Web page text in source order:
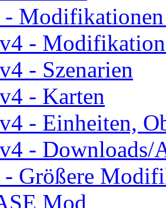
-
- Szenarien
- Karten
- Einheiten,
- Downloads/
Größere
Mod